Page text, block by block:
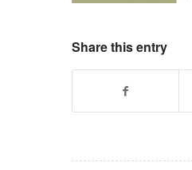
Share this entry